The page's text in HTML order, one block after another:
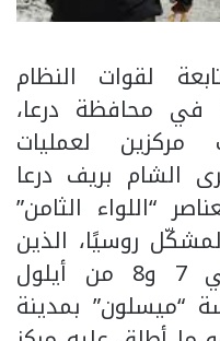
لقوات النظام
في محافظة درعا،
مركزين لعمليات
الشام بريف درعا
“اللواء الثامن”
روسيًا، الذين
راجعوا المركز ليومين في 7 و8 من أيلول
“ميسلون” بمدينة